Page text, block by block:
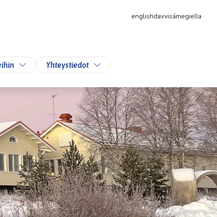
englishdavvisámegiella
Vaihda alasvetovalikkoa
Yhteystiedot Vaihda alasvetovalikkoa